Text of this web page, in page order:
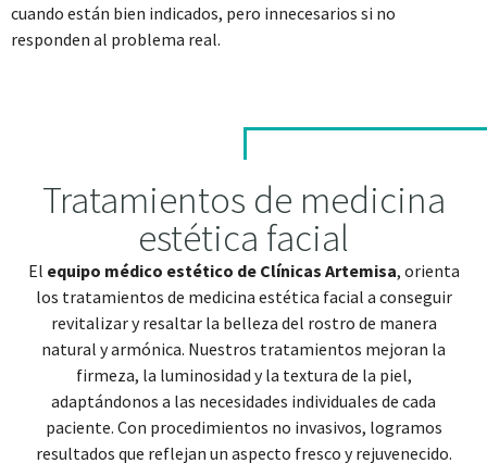
cuando están bien indicados, pero innecesarios si no
responden al problema real.
Tratamientos de medicina
estética facial
El equipo médico estético de Clínicas Artemisa, orienta
los tratamientos de medicina estética facial a conseguir
revitalizar y resaltar la belleza del rostro de manera
natural y armónica. Nuestros tratamientos mejoran la
firmeza, la luminosidad y la textura de la piel,
adaptándonos a las necesidades individuales de cada
paciente. Con procedimientos no invasivos, logramos
resultados que reflejan un aspecto fresco y rejuvenecido.